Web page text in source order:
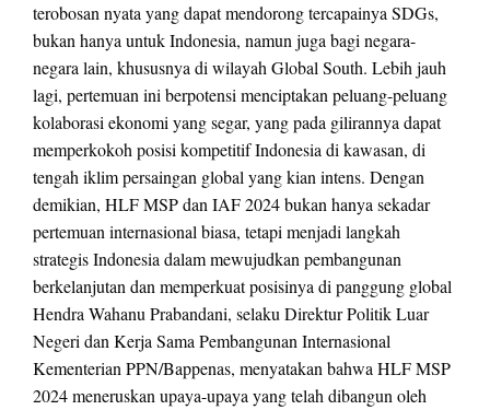
terobosan nyata yang dapat mendorong tercapainya SDGs,
bukan hanya untuk Indonesia, namun juga bagi negara-
negara lain, khususnya di wilayah Global South. Lebih jauh
lagi, pertemuan ini berpotensi menciptakan peluang-peluang
kolaborasi ekonomi yang segar, yang pada gilirannya dapat
memperkokoh posisi kompetitif Indonesia di kawasan, di
tengah iklim persaingan global yang kian intens. Dengan
demikian, HLF MSP dan IAF 2024 bukan hanya sekadar
pertemuan internasional biasa, tetapi menjadi langkah
strategis Indonesia dalam mewujudkan pembangunan
berkelanjutan dan memperkuat posisinya di panggung global
Hendra Wahanu Prabandani, selaku Direktur Politik Luar
Negeri dan Kerja Sama Pembangunan Internasional
Kementerian PPN/Bappenas, menyatakan bahwa HLF MSP
2024 meneruskan upaya-upaya yang telah dibangun oleh